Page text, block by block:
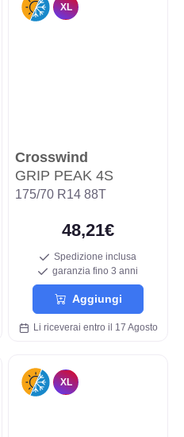
XL
Crosswind
GRIP PEAK 4S
175/70 R14 88T
48,21€
Spedizione inclusa
garanzia fino 3 anni
Aggiungi
Li riceverai entro il 17 Agosto
XL